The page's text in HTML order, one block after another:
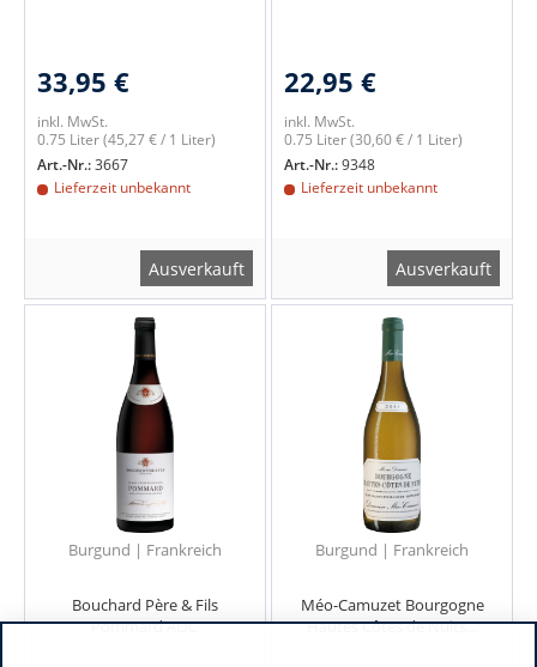
33,95 €
inkl. MwSt.
0.75 Liter(45,27 € / 1 Liter)
Art.-Nr.:3667
Lieferzeit unbekannt
Ausverkauft
22,95 €
inkl. MwSt.
0.75 Liter(30,60 € / 1 Liter)
Art.-Nr.:9348
Lieferzeit unbekannt
Ausverkauft
Burgund | Frankreich
Bouchard Père & Fils
Pommard AOC
Burgund | Frankreich
Méo-Camuzet Bourgogne
Hautes Côtes de Nuits...